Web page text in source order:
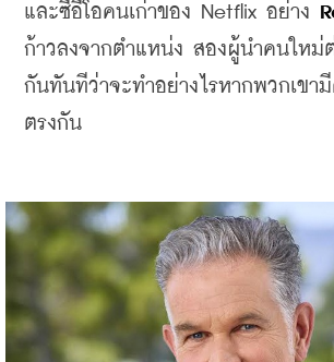
และซีอีโอคนเก่าของ Netflix อย่าง
ก้าวลงจากตำแหน่ง สองผู้นำคนใหม่
กันทันทีว่าจะทำอย่างไรหากพวกเขา
ตรงกัน